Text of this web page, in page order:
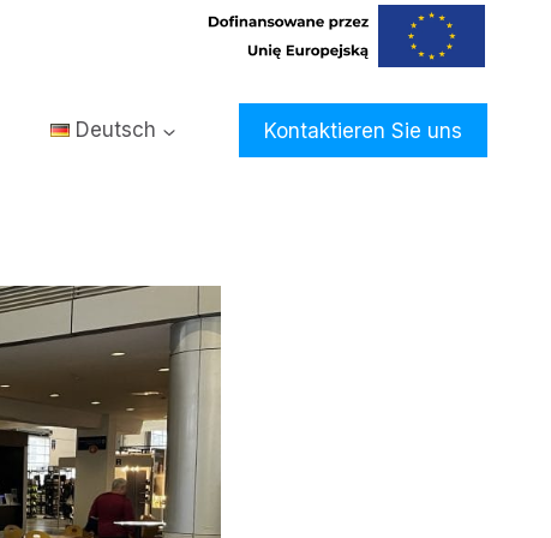
Deutsch Kontaktieren Sie uns